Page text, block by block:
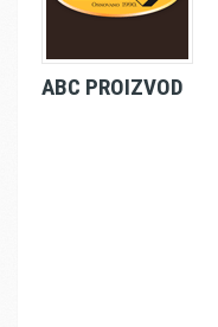
ABC PROIZVOD